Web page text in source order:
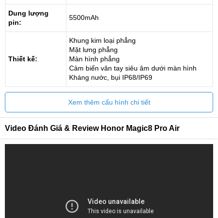
Dung lượng
pin:
5500mAh
Thiết kế:
Khung kim loại phẳng
Mặt lưng phẳng
Màn hình phẳng
Cảm biến vân tay siêu âm dưới màn hình
Kháng nước, bụi IP68/IP69
Xem thêm cấu hình chi tiết
Video Đánh Giá & Review Honor Magic8 Pro Air